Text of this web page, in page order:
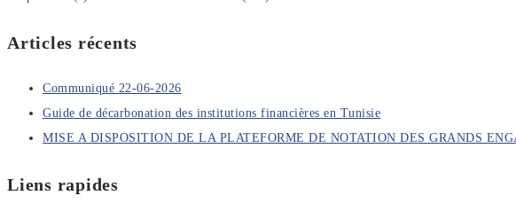
Articles récents
Communiqué 22-06-2026
Guide de décarbonation des institutions financières en Tunisie
MISE A DISPOSITION DE LA PLATEFORME DE NOTATION DES GRANDS
Liens rapides